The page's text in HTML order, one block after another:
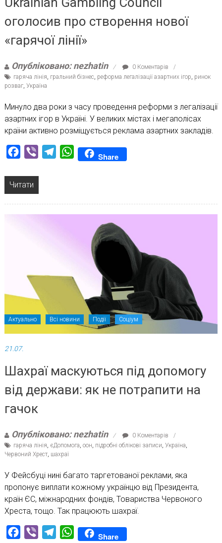
оголосив про створення нової
«гарячої лінії»
Опубліковано: nezhatin
0 Коментарів
гаряча лінія, гральний бізнес, реформа легалізації азартних ігор, ринок
розваг, Україна
Минуло два роки з часу проведення реформи з легалізації
азартних ігор в Україні. У великих містах і мегаполісах
країни активно розміщується реклама азартних закладів.
Facebook
Viber TelegramWhatsAppShare
Читати
Актуально Всі новини Події Соціум
21.07.
Шахраї маскуються під допомогу
від держави: як не потрапити на
гачок
Опубліковано: nezhatin
0 Коментарів
гаряча лінія єДопомога оон підробні облікові записи Україна
Червоний Хрест, шахраї
У Фейсбуці нині багато таргетованої реклами, яка
пропонує виплати кожному українцю від Президента,
країн ЄС, міжнародних фондів, Товариства Червоного
Хреста, тощо. Так працюють шахраї.
Facebook
Viber TelegramWhatsAppShare